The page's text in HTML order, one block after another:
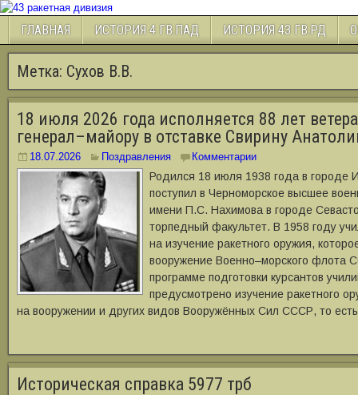
ГЛАВНАЯ ИСТОРИЯ 4 ГВ.ПАД ИСТОРИЯ 43 ГВ.РД
Метка: Сухов В.В.
18 июля 2026 года исполняется 88 лет
генерал–майору в отставке Свирину
18.07.2026 Поздравления Комментарии
Родился 18 июля 1938 года в городе
поступил в Черноморское высшее
имени П.С. Нахимова в городе
торпедный факультет. В 1958 году
на изучение ракетного оружия,
вооружение Военно–морского флота
программе подготовки курсантов
предусмотрено изучение ракетного
на вооружении и других видов Вооружённых Сил СССР, то
Историческая справка 5977 трб